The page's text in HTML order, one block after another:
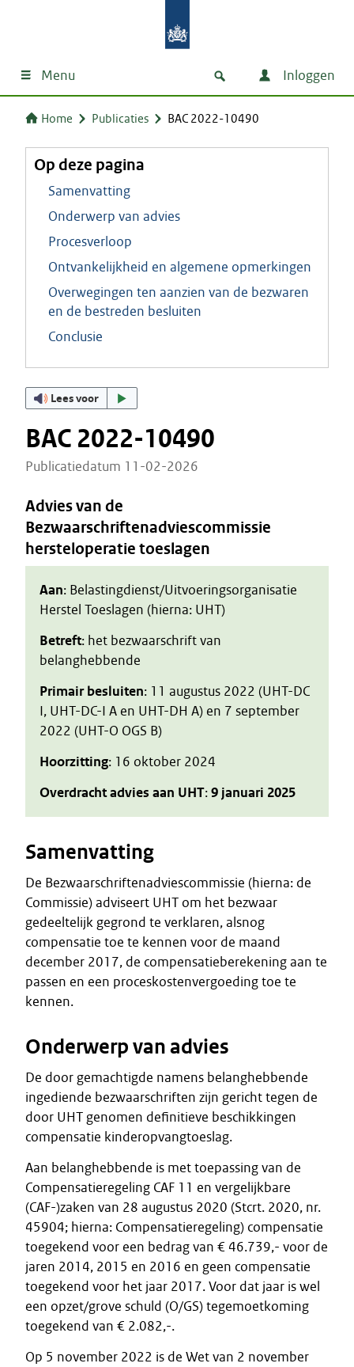
Menu Inloggen
Home Publicaties BAC 2022-10490
Op deze pagina
Samenvatting
Onderwerp van advies
Procesverloop
Ontvankelijkheid en algemene opmerkingen
Overwegingen ten aanzien van de bezwaren
en de bestreden besluiten
Conclusie
Lees voor
BAC 2022-10490
Publicatiedatum 11-02-2026
Advies van de
Bezwaarschriftenadviescommissie
hersteloperatie toeslagen
Aan: Belastingdienst/Uitvoeringsorganisatie
Herstel Toeslagen (hierna: UHT)
Betreft: het bezwaarschrift van
belanghebbende
Primair besluiten: 11 augustus 2022 (UHT-DC
I, UHT-DC-I A en UHT-DH A) en 7 september
2022 (UHT-O OGS B)
Hoorzitting: 16 oktober 2024
Overdracht advies aan UHT:9 januari 2025
Samenvatting
De Bezwaarschriftenadviescommissie (hierna: de
Commissie) adviseert UHT om het bezwaar
gedeeltelijk gegrond te verklaren, alsnog
compensatie toe te kennen voor de maand
december 2017, de compensatieberekening aan te
passen en een proceskostenvergoeding toe te
kennen.
Onderwerp van advies
De door gemachtigde namens belanghebbende
ingediende bezwaarschriften zijn gericht tegen de
door UHT genomen definitieve beschikkingen
compensatie kinderopvangtoeslag.
Aan belanghebbende is met toepassing van de
Compensatieregeling CAF 11 en vergelijkbare
(CAF-)zaken van 28 augustus 2020 (Stcrt. 2020, nr.
45904; hierna: Compensatieregeling) compensatie
toegekend voor een bedrag van € 46.739,- voor de
jaren 2014, 2015 en 2016 en geen compensatie
toegekend voor het jaar 2017. Voor dat jaar is wel
een opzet/grove schuld (O/GS) tegemoetkoming
toegekend van € 2.082,-.
Op 5 november 2022 is de Wet van 2 november